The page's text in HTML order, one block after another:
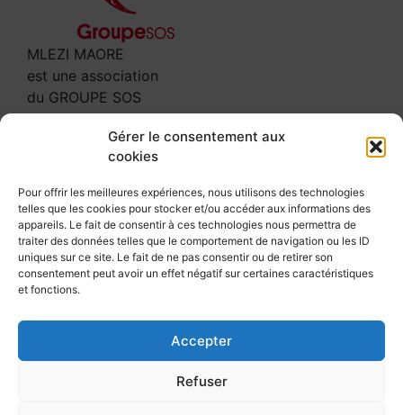
Gérer le consentement aux
cookies
Pour offrir les meilleures expériences, nous utilisons des technologies
telles que les cookies pour stocker et/ou accéder aux informations des
appareils. Le fait de consentir à ces technologies nous permettra de
traiter des données telles que le comportement de navigation ou les ID
uniques sur ce site. Le fait de ne pas consentir ou de retirer son
consentement peut avoir un effet négatif sur certaines caractéristiques
et fonctions.
Accepter
Refuser
MLEZI MAORE
est une association
du GROUPE SOS
97600 MAMOUDZOU
Tél : 02 69 61 64 00
secretariat@mlezi-maore.com
Suivez-nous